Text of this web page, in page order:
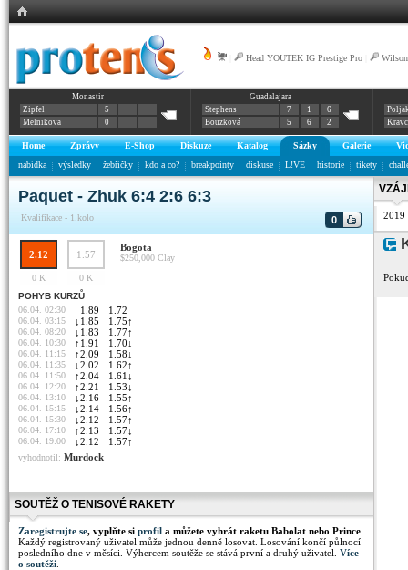
Head YOUTEK IG Prestige Pro
Monastir
Zipfel
5
Melnikova
0
Guadalajara
Stephens
7 1
6
Bouzková
5 6 2
Home Zprávy E-Shop Diskuze Katalog Sázky Galerie
nabídka
výsledky žebříčky kdo a co? breakpointy diskuse L!VE historie tikety
Paquet - Zhuk 6:4 2:6 6:3
Kvalifikace - 1.kolo 0
2.12 1.57
Bogota
$250,000 Clay
0 K
0 K
POHYB KURZŮ
06.04. 02:30
1.89 1.72
06.04. 03:15 ↓ 1.85 1.75↑
06.04. 08:20 ↓ 1.83 1.77↑
06.04. 10:30 ↑ 1.91 1.70 ↓
06.04. 11:15 ↑2.09 1.58 ↓
06.04. 11:35 ↓ 2.02 1.62↑
06.04. 11:50 ↑2.04 1.61 ↓
06.04. 12:20 ↑2.21 1.53 ↓
06.04. 13:10 ↓ 2.16 1.55↑
06.04. 15:15 ↓ 2.14 1.56↑
06.04. 15:30 ↓ 2.12 1.57↑
06.04. 17:10 ↑2.13 1.57↓
06.04. 19:00 ↓ 2.12 1.57↑
vyhodnotil: Murdock
SOUTĚŽ O TENISOVÉ RAKETY
Zaregistrujte se, vyplňte si profil a můžete vyhrát raketu Babolat nebo Prince
Každý registrovaný uživatel může jednou denně losovat. Losování končí půlnocí
posledního dne v měsíci. Výhercem soutěže se stává první a druhý uživatel. Více
o soutěži
2019